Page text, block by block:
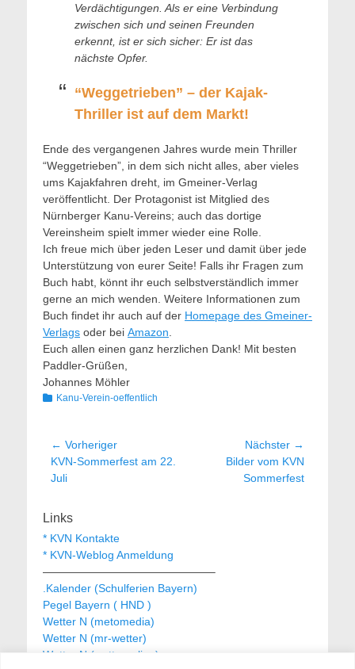
Verdächtigungen. Als er eine Verbindung
zwischen sich und seinen Freunden
erkennt, ist er sich sicher: Er ist das
nächste Opfer.
“Weggetrieben” – der Kajak-
Thriller ist auf dem Markt!
Ende des vergangenen Jahres wurde mein Thriller
“Weggetrieben”, in dem sich nicht alles, aber vieles
ums Kajakfahren dreht, im Gmeiner-Verlag
veröffentlicht. Der Protagonist ist Mitglied des
Nürnberger Kanu-Vereins; auch das dortige
Vereinsheim spielt immer wieder eine Rolle.
Ich freue mich über jeden Leser und damit über jede
Unterstützung von eurer Seite! Falls ihr Fragen zum
Buch habt, könnt ihr euch selbstverständlich immer
gerne an mich wenden. Weitere Informationen zum
Buch findet ihr auch auf der ​ Homepage des Gmeiner-
Verlags oder bei Amazon
Euch allen einen ganz herzlichen Dank! Mit besten
Paddler-Grüßen,
Johannes Möhler
Kategorien
Kanu-Verein-oeffentlich
Beitragsnavigation
← Vorheriger
Vorheriger
Beitrag:
KVN-Sommerfest am 22.
Juli
Nächster →
Bilder vom KVN
Sommerfest
Links
* KVN Kontakte
* KVN-Weblog Anmeldung
———————————————–
.Kalender (Schulferien Bayern)
Pegel Bayern ( HND )
Wetter N (metomedia)
Wetter N (mr-wetter)
Wetter N (wetteronline)